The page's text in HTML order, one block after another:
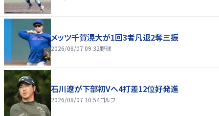
メッツ千賀滉大が1回3者凡退2奪三振
2026/08/07 09:32野球
石川遼が下部初Vへ4打差12位好発進
2026/08/07 10:54ゴルフ